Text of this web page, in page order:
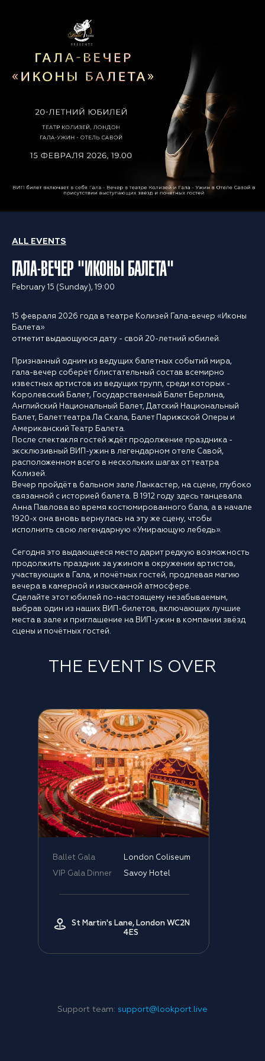
ALL EVENTS
ГАЛА-ВЕЧЕР "ИКОНЫ БАЛЕТА"
February 15 (Sunday), 19:00
15 февраля 2026 года в театре Колизей Гала-вечер «Иконы
Балета»
отметит выдающуюся дату - свой 20-летний юбилей.
Признанный одним из ведущих балетных событий мира,
гала-вечер соберёт блистательный состав всемирно
известных артистов из ведущих трупп, среди которых -
Королевский Балет, Государственный Балет Берлина,
Английский Национальный Балет, Датский Национальный
Балет, Балет театра Ла Скала, Балет Парижской Оперы и
Американский Театр Балета.
После спектакля гостей ждёт продолжение праздника -
эксклюзивный ВИП-ужин в легендарном отеле Савой,
расположенном всего в нескольких шагах от театра
Колизей.
Вечер пройдёт в бальном зале Ланкастер, на сцене, глубоко
связанной с историей балета. В 1912 году здесь танцевала
Анна Павлова во время костюмированного бала, а в начале
1920-х она вновь вернулась на эту же сцену, чтобы
исполнить свою легендарную «Умирающую лебедь».
Сегодня это выдающееся место дарит редкую возможность
продолжить праздник за ужином в окружении артистов,
участвующих в Гала, и почётных гостей, продлевая магию
вечера в камерной и изысканной атмосфере.
Сделайте этот юбилей по-настоящему незабываемым,
выбрав один из наших ВИП-билетов, включающих лучшие
места в зале и приглашение на ВИП-ужин в компании звёзд
сцены и почётных гостей.
THE EVENT IS OVER
Ballet Gala London Coliseum
VIP Gala Dinner Savoy Hotel
St Martin's Lane, London WC2N
4ES
Support team: support@lookport.live